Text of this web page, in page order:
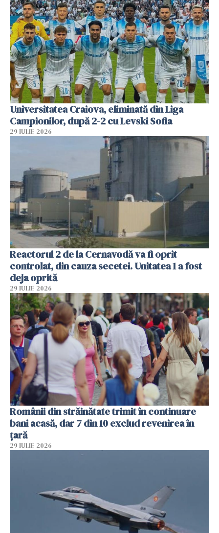
Universitatea Craiova, eliminată din Liga
Campionilor, după 2-2 cu Levski Sofia
29 IULIE 2026
Reactorul 2 de la Cernavodă va fi oprit
controlat, din cauza secetei. Unitatea 1 a fost
deja oprită
29 IULIE 2026
Românii din străinătate trimit în continuare
bani acasă, dar 7 din 10 exclud revenirea în
țară
29 IULIE 2026